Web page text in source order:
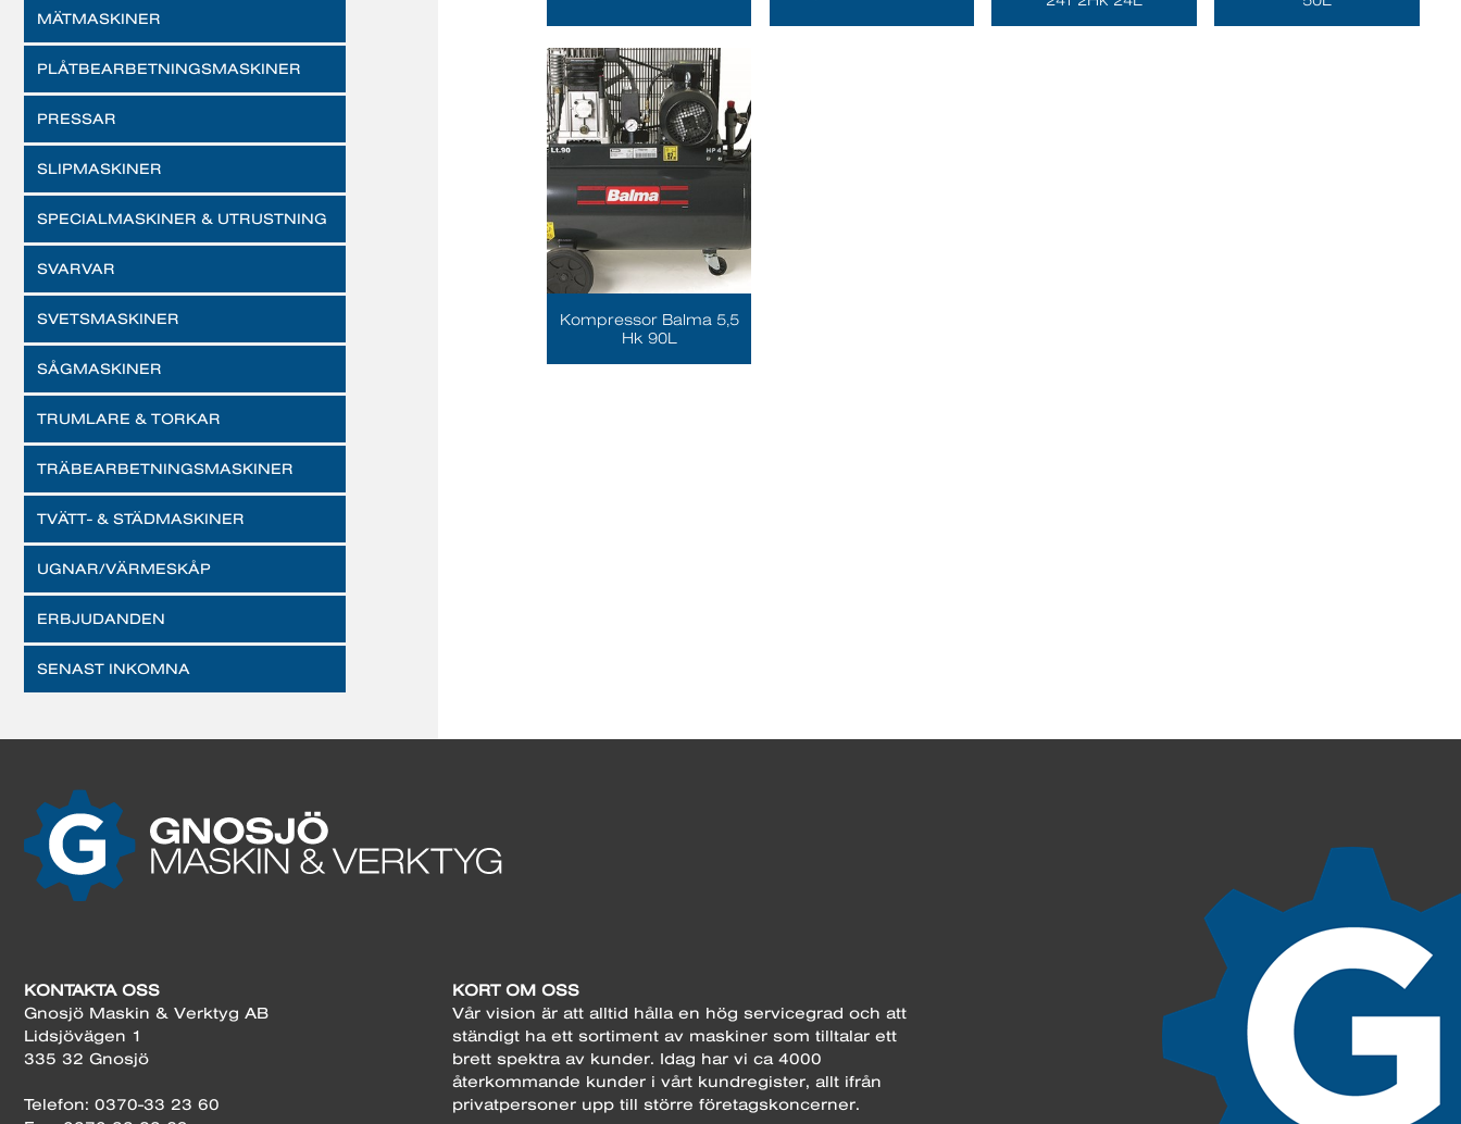
MÄTMASKINER
PLÅTBEARBETNINGSMASKINER
PRESSAR
SLIPMASKINER
SPECIALMASKINER & UTRUSTNING
SVARVAR
SVETSMASKINER
SÅGMASKINER
TRUMLARE & TORKAR
TRÄBEARBETNINGSMASKINER
TVÄTT- & STÄDMASKINER
UGNAR/VÄRMESKÅP
ERBJUDANDEN
SENAST INKOMNA
Kompressor Balma 5,5
Hk 90L
KONTAKTA OSS
Gnosjö Maskin & Verktyg AB
Lidsjövägen 1
335 32 Gnosjö
Telefon: 0370-33 23 60
KORT OM OSS
Vår vision är att alltid hålla en hög servicegrad och att
ständigt ha ett sortiment av maskiner som tilltalar ett
brett spektra av kunder. Idag har vi ca 4000
återkommande kunder i vårt kundregister, allt ifrån
privatpersoner upp till större företagskoncerner.